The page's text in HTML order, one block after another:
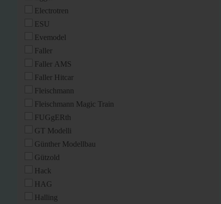
Electrotren
ESU
Evemodel
Faller
Faller AMS
Faller Hitcar
Fleischmann
Fleischmann Magic Train
FUGgERth
GT Modelli
Günther Modellbau
Gützold
Hack
HAG
Halling